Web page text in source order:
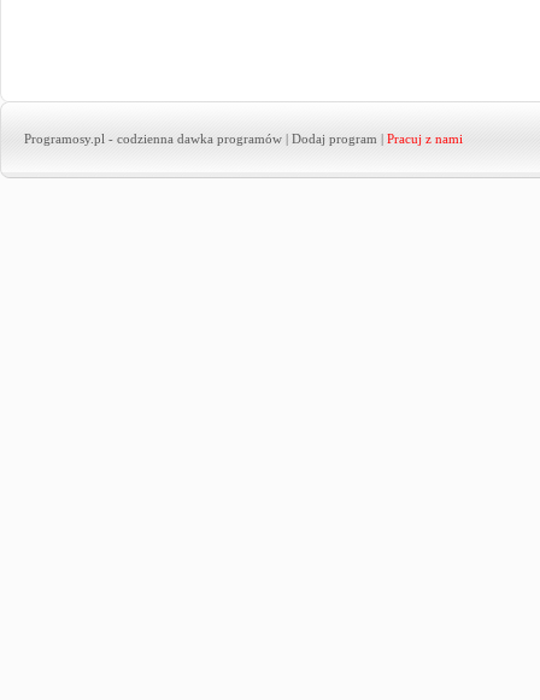
Programosy.pl - codzienna dawka programów | Dodaj program | Pracuj z nami